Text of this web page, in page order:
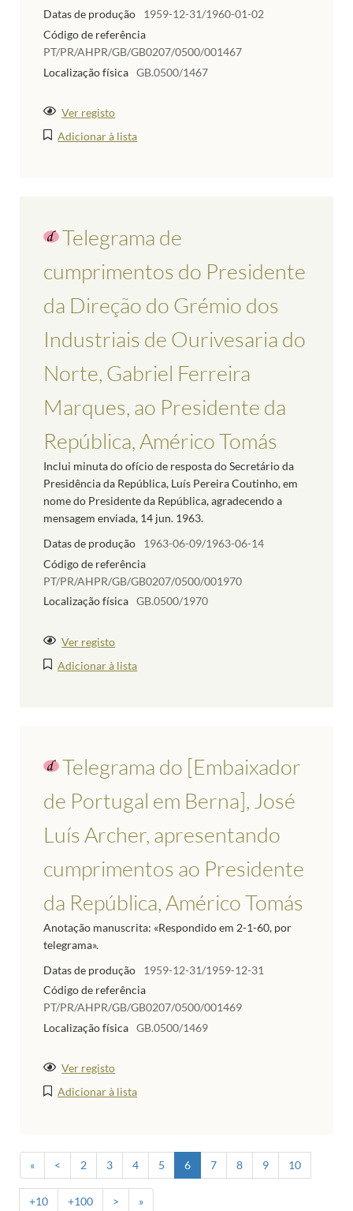
Datas de produção
1959-12-31/1960-01-02
Código de referência
PT/PR/AHPR/GB/GB0207/0500/001467
Localização física GB.0500/1467
Ver registo
Adicionar à lista
Telegrama de
cumprimentos do Presidente
da Direção do Grémio dos
Industriais de Ourivesaria do
Norte, Gabriel Ferreira
Marques, ao Presidente da
República, Américo Tomás
Inclui minuta do ofício de resposta do Secretário da
Presidência da República, Luís Pereira Coutinho, em
nome do Presidente da República, agradecendo a
mensagem enviada, 14 jun. 1963.
Datas de produção
1963-06-09/1963-06-14
Código de referência
PT/PR/AHPR/GB/GB0207/0500/001970
Localização física GB.0500/1970
Ver registo
Adicionar à lista
Telegrama do [Embaixador
de Portugal em Berna], José
Luís Archer, apresentando
cumprimentos ao Presidente
da República, Américo Tomás
Anotação manuscrita: «Respondido em 2-1-60, por
telegrama».
Datas de produção
1959-12-31/1959-12-31
Código de referência
PT/PR/AHPR/GB/GB0207/0500/001469
Localização física GB.0500/1469
Ver registo
Adicionar à lista
« < 2 3 4 5 6 7 8 9 10
+10 +100 > »